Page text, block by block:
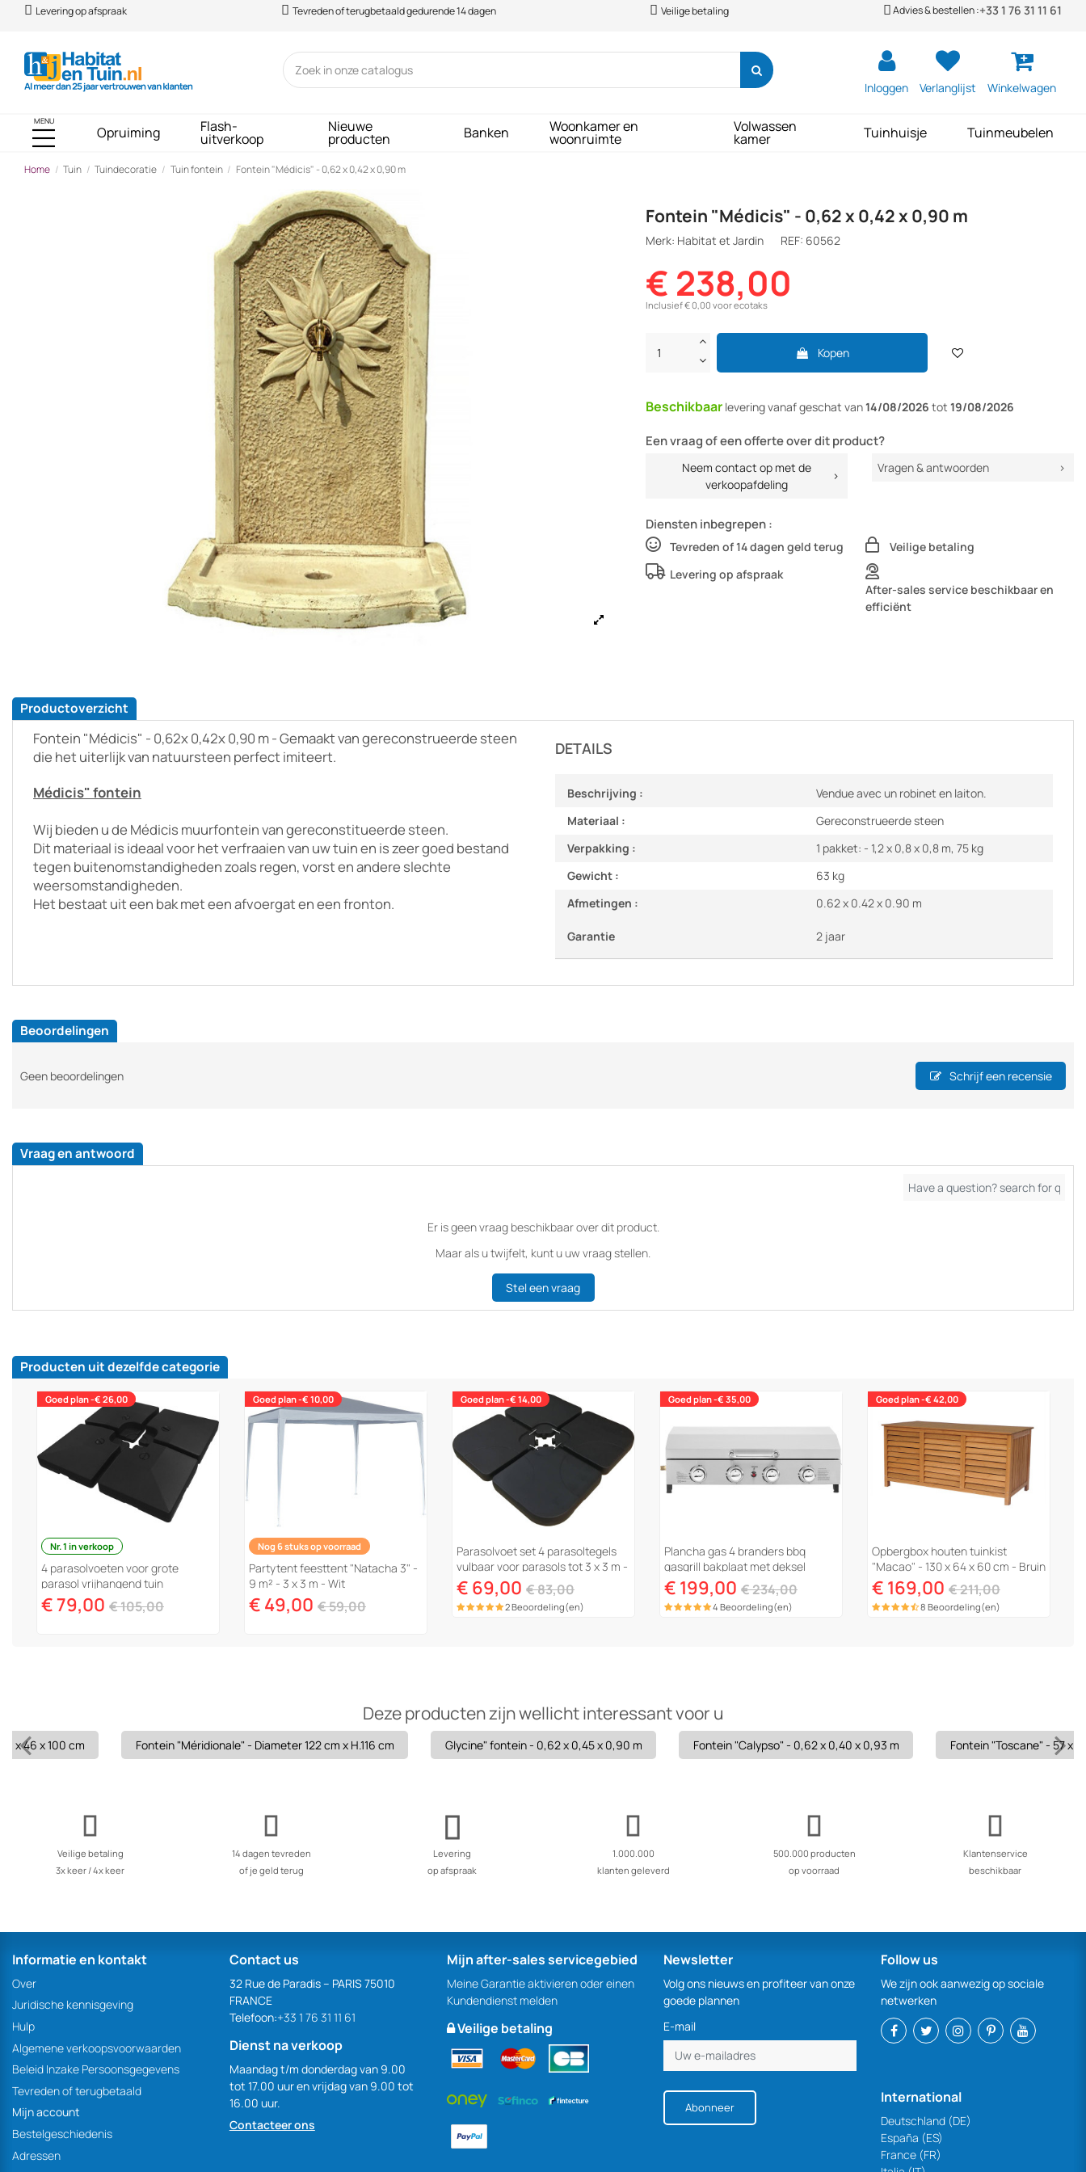
Levering op afspraak Tevreden of terugbetaald gedurende 14 dagen Veilige betaling Advies & bestellen :+33 1 76 31 11 61
Inloggen Verlanglijst Winkelwagen
MENU
Opruiming Flash-
uitverkoop
Nieuwe
producten Banken Woonkamer en
woonruimte
Volwassen
kamer Tuinhuisje Tuinmeubelen
Home Tuin Tuindecoratie Tuin fontein Fontein "Médicis" - 0,62 x 0,42 x 0,90 m
Fontein "Médicis" - 0,62 x 0,42 x 0,90 m
Merk: Habitat et Jardin REF: 60562
€ 238,00
Inclusief € 0,00 voor ecotaks
Kopen
Beschikbaar levering vanafgeschat van14/08/2026 tot 19/08/2026
Een vraag of een offerte over dit product?
Neem contact op met de
verkoopafdeling
Vragen & antwoorden
Diensten inbegrepen :
Tevreden of 14 dagen geld terug
Veilige betaling
Levering op afspraak
After-sales service beschikbaar en
efficiënt
Productoverzicht
Fontein "Médicis" - 0,62x 0,42x 0,90 m - Gemaakt van gereconstrueerde steen
die het uiterlijk van natuursteen perfect imiteert.
Médicis" fontein
Wij bieden u de Médicis muurfontein van gereconstitueerde steen.
Dit materiaal is ideaal voor het verfraaien van uw tuin en is zeer goed bestand
tegen buitenomstandigheden zoals regen, vorst en andere slechte
weersomstandigheden.
Het bestaat uit een bak met een afvoergat en een fronton.
DETAILS
Beschrijving :
Vendue avec un robinet en laiton.
Materiaal :
Gereconstrueerde steen
Verpakking :
1 pakket: - 1,2 x 0,8 x 0,8 m, 75 kg
Gewicht :
63 kg
Afmetingen :
0.62 x 0.42 x 0.90 m
Garantie 2 jaar
Beoordelingen
Geen beoordelingen Schrijf een recensie
Vraag en antwoord
Er is geen vraag beschikbaar over dit product.
Maar als u twijfelt, kunt u uw vraag stellen.
Stel een vraag
Producten uit dezelfde categorie
Goed plan -€ 26,00
Nr. 1 in verkoop
4 parasolvoeten voor grote
parasol vrijhangend tuin
zweefparasol - 4 x 3 m - 104 kg -
Zwart
€ 79,00 € 105,00
Goed plan -€ 10,00
Nog 6 stuks op voorraad
Partytent feesttent "Natacha 3" -
9 m² - 3 x 3 m - Wit
€ 49,00 € 59,00
Goed plan -€ 14,00
Parasolvoet set 4 parasoltegels
vulbaar voor parasols tot 3 x 3 m -
52 liter - Zwart
€ 69,00 € 83,00
2 Beoordeling(en)
Goed plan -€ 35,00
Plancha gas 4 branders bbq
gasgrill bakplaat met deksel
"Fasto" - 10 kW - Grijs
€ 199,00 € 234,00
4 Beoordeling(en)
Goed plan -€ 42,00
Opbergbox houten tuinkist
"Macao" - 130 x 64 x 60 cm - Bruin
- kastanjebruin
€ 169,00 € 211,00
8 Beoordeling(en)
Deze producten zijn wellicht interessant voor u
x 46 x 100 cm Fontein "Méridionale" - Diameter 122 cm x H.116 cm Glycine" fontein - 0,62 x 0,45 x 0,90 m Fontein "Calypso" - 0,62 x 0,40 x 0,93 m Fontein "Toscane" - 57 x
Veilige betaling
3x keer / 4x keer
14 dagen tevreden
of je geld terug
Levering
op afspraak
1.000.000
klanten geleverd
500.000 producten
op voorraad
Klantenservice
beschikbaar
Informatie en kontakt
Over
Juridische kennisgeving
Hulp
Algemene verkoopsvoorwaarden
Beleid Inzake Persoonsgegevens
Tevreden of terugbetaald
Mijn account
Bestelgeschiedenis
Adressen
Contact us
32 Rue de Paradis – PARIS 75010
FRANCE
Telefoon:+33 1 76 31 11 61
Dienst na verkoop
Maandag t/m donderdag van 9.00
tot 17.00 uur en vrijdag van 9.00 tot
16.00 uur.
Contacteer ons
Mijn after-sales servicegebied
Meine Garantie aktivieren oder einen
Kundendienst melden
Veilige betaling
Newsletter
Volg ons nieuws en profiteer van onze
goede plannen
E-mail
Abonneer
Follow us
We zijn ook aanwezig op sociale
netwerken
International
Deutschland (DE)
España (ES)
France (FR)